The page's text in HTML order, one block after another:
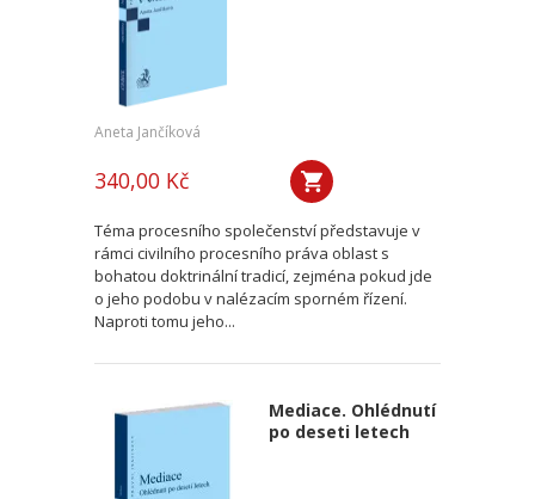
Aneta Jančíková
340,00 Kč
Téma procesního společenství představuje v
rámci civilního procesního práva oblast s
bohatou doktrinální tradicí, zejména pokud jde
o jeho podobu v nalézacím sporném řízení.
Naproti tomu jeho...
Mediace. Ohlédnutí
po deseti letech